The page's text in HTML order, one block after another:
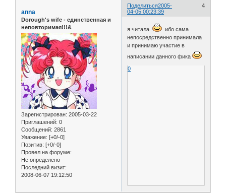
Поделиться 4
2005-
04-05 00:23:39
anna
Dorough's wife - единственная и
неповторимая!!!&
Зарегистрирован: 2005-03-22
Приглашений: 0
Сообщений: 2861
Уважение: [+0/-0]
Позитив: [+0/-0]
Провел на форуме:
Не определено
Последний визит:
2008-06-07 19:12:50
я читала
ибо сама
непосредственно принимала
и принимаю участие в
написании данного фика
0